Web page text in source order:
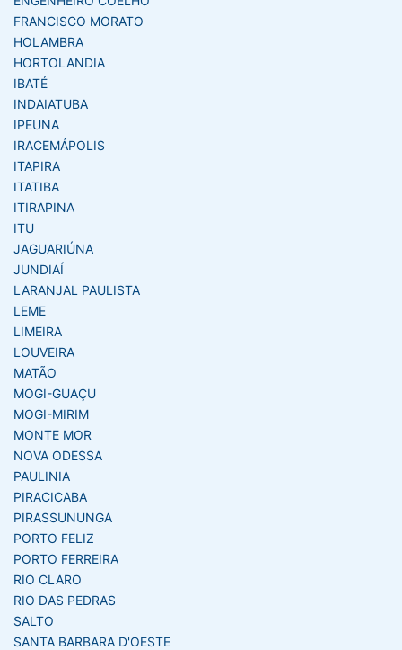
FRANCISCO MORATO
HOLAMBRA
HORTOLANDIA
IBATÉ
INDAIATUBA
IPEUNA
IRACEMÁPOLIS
ITAPIRA
ITATIBA
ITIRAPINA
ITU
JAGUARIÚNA
JUNDIAÍ
LARANJAL PAULISTA
LEME
LIMEIRA
LOUVEIRA
MATÃO
MOGI-GUAÇU
MOGI-MIRIM
MONTE MOR
NOVA ODESSA
PAULINIA
PIRACICABA
PIRASSUNUNGA
PORTO FELIZ
PORTO FERREIRA
RIO CLARO
RIO DAS PEDRAS
SALTO
SANTA BARBARA D'OESTE